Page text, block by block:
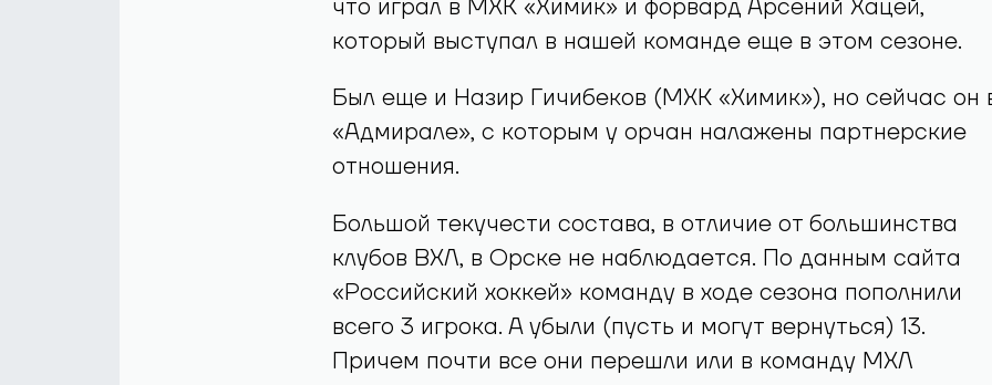
что играл в МХК «Химик» и форвард Арсений Хацей,
который выступал в нашей команде еще в этом сезоне.
Был еще и Назир Гичибеков (МХК «Химик»), но сейчас он
«Адмирале», с которым у орчан налажены партнерские
отношения.
Большой текучести состава, в отличие от большинства
клубов ВХЛ, в Орске не наблюдается. По данным сайта
«Российский хоккей» команду в ходе сезона пополнили
всего 3 игрока. А убыли (пусть и могут вернуться) 13.
Причем почти все они перешли или в команду МХЛ